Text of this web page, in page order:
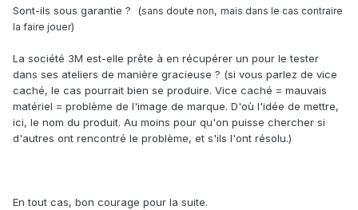
Sont-ils sous garantie ? (sans doute non, mais dans le cas contraire
la faire jouer)
La société 3M est-elle prête à en récupérer un pour le tester
dans ses ateliers de manière gracieuse ? (si vous parlez de vice
caché, le cas pourrait bien se produire. Vice caché = mauvais
matériel = problème de l'image de marque. D'où l'idée de mettre,
ici, le nom du produit. Au moins pour qu'on puisse chercher si
d'autres ont rencontré le problème, et s'ils l'ont résolu.)
En tout cas, bon courage pour la suite.